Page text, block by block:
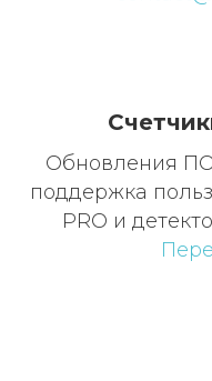
Обновления
поддержка
PRO и